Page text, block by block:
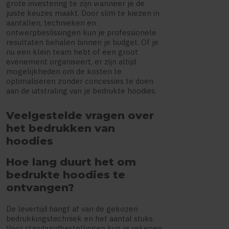
grote investering te zijn wanneer je de
juiste keuzes maakt. Door slim te kiezen in
aantallen, technieken en
ontwerpbeslissingen kun je professionele
resultaten behalen binnen je budget. Of je
nu een klein team hebt of een groot
evenement organiseert, er zijn altijd
mogelijkheden om de kosten te
optimaliseren zonder concessies te doen
aan de uitstraling van je bedrukte hoodies.
Veelgestelde vragen over
het bedrukken van
hoodies
Hoe lang duurt het om
bedrukte hoodies te
ontvangen?
De levertijd hangt af van de gekozen
bedrukkingstechniek en het aantal stuks.